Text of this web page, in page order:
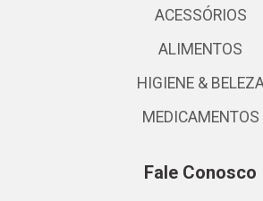
ACESSÓRIOS
ALIMENTOS
HIGIENE &
MEDICAMENTOS
Fale Conosco